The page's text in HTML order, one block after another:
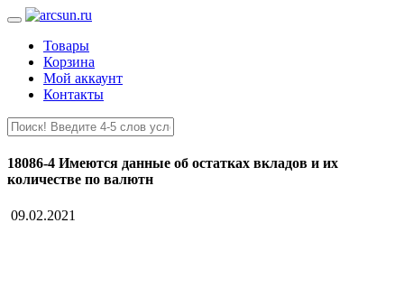
Товары
Корзина
Мой аккаунт
Контакты
18086-4 Имеются данные об остатках вкладов и их
количестве по валютн
09.02.2021